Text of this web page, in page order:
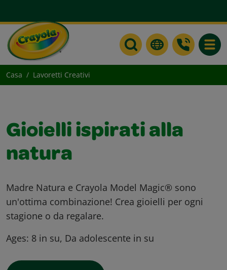
Casa Lavoretti Creativi
Gioielli ispirati alla
natura
Madre Natura e Crayola Model Magic® sono
un'ottima combinazione! Crea gioielli per ogni
stagione o da regalare.
Ages: 8 in su, Da adolescente in su